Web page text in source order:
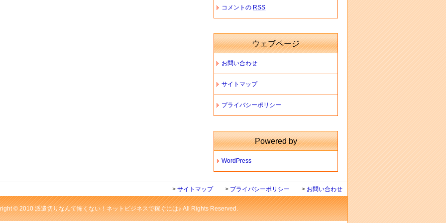
コメントの RSS
ウェブページ
お問い合わせ
サイトマップ
プライバシーポリシー
Powered by
WordPress
> サイトマップ > プライバシーポリシー > お問い合わせ
© 2010 派遣切りなんて怖くない！ネットビジネスで稼ぐには♪ All Rights Reserved.